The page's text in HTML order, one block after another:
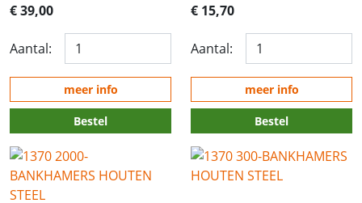
€ 39,00
Aantal:
meer info
Bestel
€ 15,70
Aantal:
meer info
Bestel